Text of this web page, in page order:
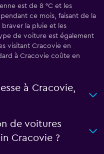
est de 8 °C et les
ce mois, faisant de la
la pluie et les
de voiture est également
visitant Cracovie en
à Cracovie coûte en
à Cracovie,
de voitures
Cracovie ?